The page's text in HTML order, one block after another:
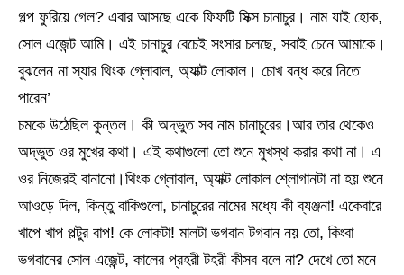
গল্প ফুরিয়ে গেল? এবার আসছে একে ফিফটি সিক্স চানাচুর। নাম যাই হোক,
সোল এজেন্ট আমি। এই চানাচুর বেচেই সংসার চলছে, সবাই চেনে আমাকে।
বুঝলেন না স্যার থিংক গ্লোবাল, অ্যাক্ট লোকাল। চোখ বন্ধ করে নিতে
পারেন’
চমকে উঠেছিল কুন্তল। কী অদ্ভুত সব নাম চানাচুরের।আর তার থেকেও
অদ্ভুত ওর মুখের কথা। এই কথাগুলো তো শুনে মুখস্থ করার কথা না। এ
ওর নিজেরই বানানো।থিংক গ্লোবাল, অ্যাক্ট লোকাল শ্লোগানটা না হয় শুনে
আওড়ে দিল, কিন্তু বাকিগুলো, চানাচুরের নামের মধ্যে কী ব্যঞ্জনা! একেবারে
খাপে খাপ পল্টুর বাপ! কে লোকটা! মালটা ভগবান টগবান নয় তো, কিংবা
ভগবানের সোল এজেন্ট, কালের প্রহরী টহরী কীসব বলে না? দেখে তো মনে